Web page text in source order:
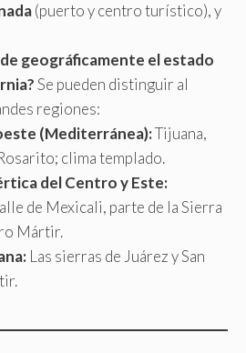
(puerto y centro turístico), y
geográficamente el estado
Se pueden distinguir al
regiones:
(Mediterránea):Tijuana,
clima templado.
del Centro y Este:
de Mexicali, parte de la Sierra
Mártir.
Las sierras de Juárez y San